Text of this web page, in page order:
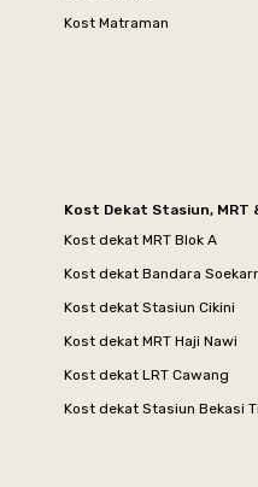
Kost Matraman
Kost Dekat Stasiun, MRT
Kost dekat MRT Blok A
Kost dekat Bandara
Kost dekat Stasiun Cikini
Kost dekat MRT Haji Nawi
Kost dekat LRT Cawang
Kost dekat Stasiun Bekasi